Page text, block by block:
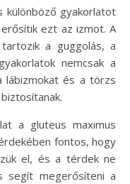
különböző gyakorlatot
ezt az izmot. A
a guggolás, a
nemcsak a
lábizmokat és a törzs
a gluteus maximus
fontos, hogy
el, és a térdek ne
segít megerősíteni a